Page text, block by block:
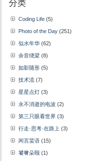
分类
Coding Life (5)
Photo of the Day (251)
似水年华 (62)
余音绕梁 (8)
如影随形 (5)
技术流 (7)
星星点灯 (3)
永不消逝的电波 (2)
第三只眼看世界 (3)
行走·思考·在路上 (3)
闲言蜚语 (15)
饕餮朵颐 (1)